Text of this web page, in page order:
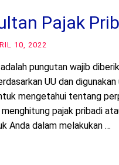
Pajak
10, 2022
pungutan wajib
UU dan
mengetahui tentang
pajak pribadi
Anda dalam melakukan …